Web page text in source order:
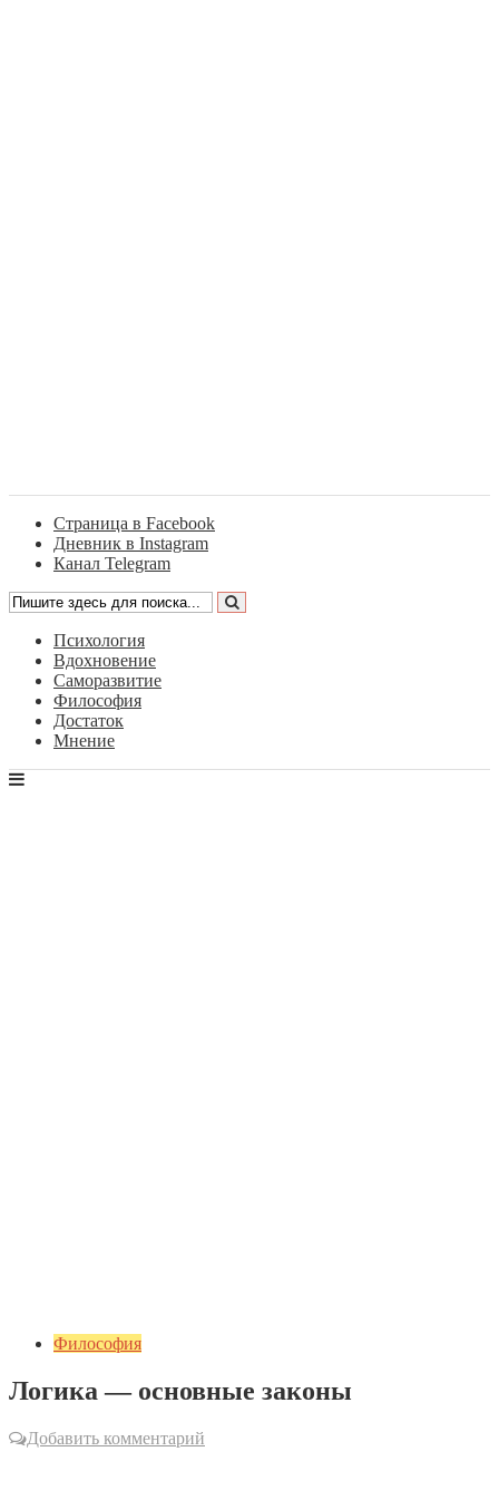
Страница в Facebook
Дневник в Instagram
Канал Telegram
Психология
Вдохновение
Саморазвитие
Философия
Достаток
Мнение
Философия
Логика — основные законы
Добавить комментарий